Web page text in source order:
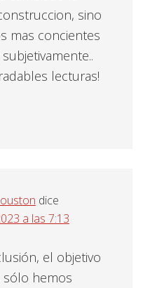
sino
mas concientes
lecturas!
dice
a las 7:13
el objetivo
sólo hemos